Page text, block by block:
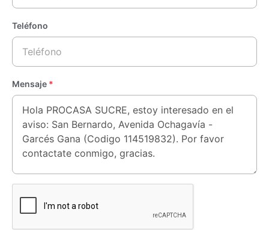
Teléfono
Mensaje *